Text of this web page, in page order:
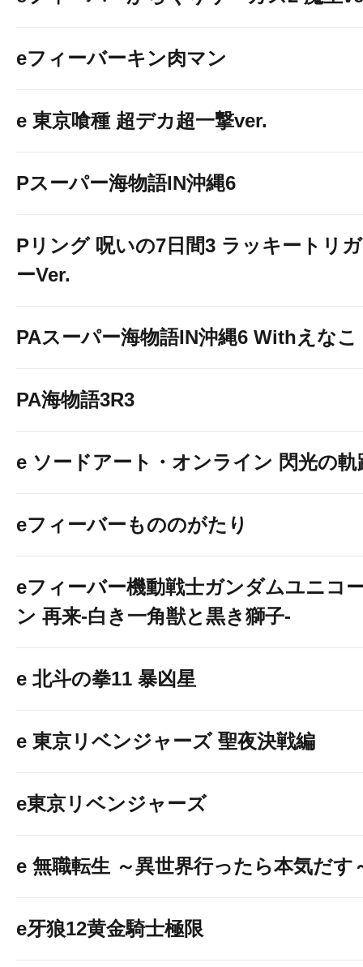
eフィーバーキン肉マン
e 東京喰種 超デカ超一撃ver.
Pスーパー海物語IN沖縄6
Pリング 呪いの7日間3 ラッキートリガ
ーVer.
PAスーパー海物語IN沖縄6 Withえなこ
PA海物語3R3
e ソードアート・オンライン 閃光の軌
eフィーバーもののがたり
eフィーバー機動戦士ガンダムユニコ
ン 再来-白き一角獣と黒き獅子-
e 北斗の拳11 暴凶星
e 東京リベンジャーズ 聖夜決戦編
e東京リベンジャーズ
e 無職転生 ～異世界行ったら本気だす
e牙狼12黄金騎士極限